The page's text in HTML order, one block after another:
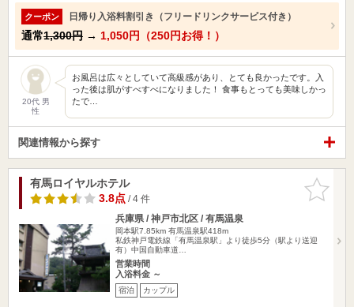
クーポン 日帰り入浴料割引き（フリードリンクサービス付き）
通常1,300円 → 1,050円（250円お得！）
20代 男
性
お風呂は広々としていて高級感があり、とても良かったです。入
った後は肌がすべすべになりました！ 食事もとっても美味しかっ
たで…
関連情報から探す
お気に入
りに追加
有馬ロイヤルホテル
3.8点/ 4 件
兵庫県 / 神戸市北区 / 有馬温泉
岡本駅7.85km 有馬温泉駅418m
私鉄神戸電鉄線「有馬温泉駅」より徒歩5分（駅より送迎
有）中国自動車道…
営業時間
入浴料金 ～
宿泊 カップル